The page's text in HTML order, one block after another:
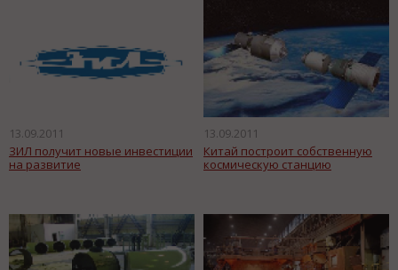
13.09.2011
ЗИЛ получит новые инвестиции
на развитие
13.09.2011
Китай построит собственную
космическую станцию